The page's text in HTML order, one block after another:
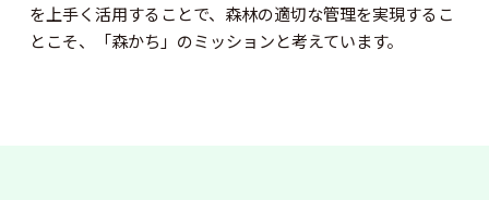
を上手く活用することで、森林の適切な管理を実現するこ
とこそ、「森かち」のミッションと考えています。